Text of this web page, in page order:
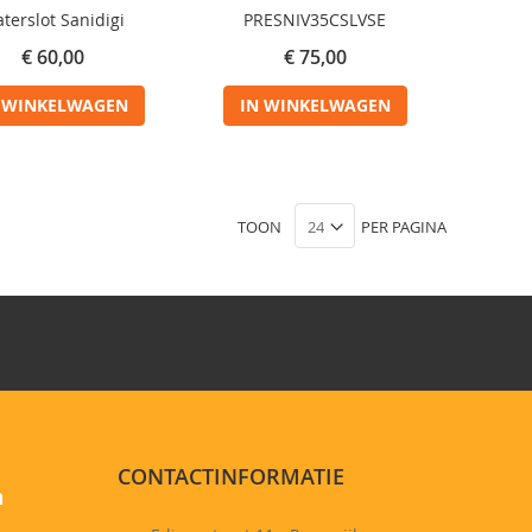
Sanidigi
€ 60,00
PRESNIV35CSLVSE
€ 75,00
IN WINKELWAGEN
TOON PER PAGINA
CONTACTINFORMATIE